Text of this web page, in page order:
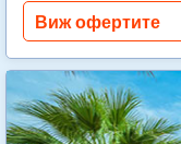
Виж офертите